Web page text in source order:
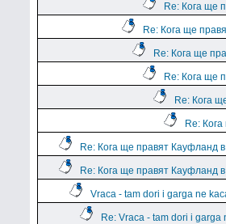
Re: Кога ще
Re: Кога ще
Re: Кога ще
Re: Кога ще
Re: Кога
Re:
Re: Кога ще правят Кауфланд
Re: Кога ще правят Кауфланд
Vraca - tam dori i garga ne
Re: Vraca - tam dori i garga